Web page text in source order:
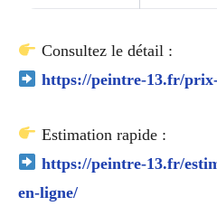
Consultez le détail :
https://peintre-13.fr/
Estimation rapide :
https://peintre-13.fr/
en-ligne/